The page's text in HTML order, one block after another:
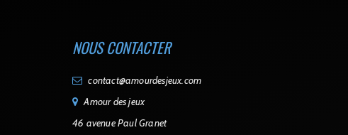
NOUS CONTACTER
contact@amourdesjeux.com
Amour des jeux
46 avenue Paul Granet